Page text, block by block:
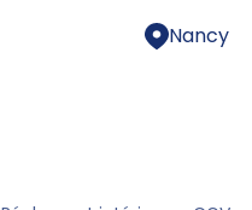
Nancy